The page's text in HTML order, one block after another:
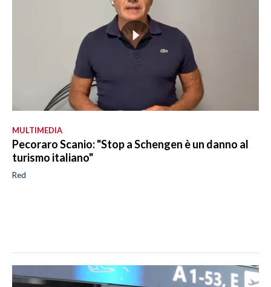
MULTIMEDIA
Pecoraro Scanio: "Stop a Schengen è un danno al
turismo italiano"
Red